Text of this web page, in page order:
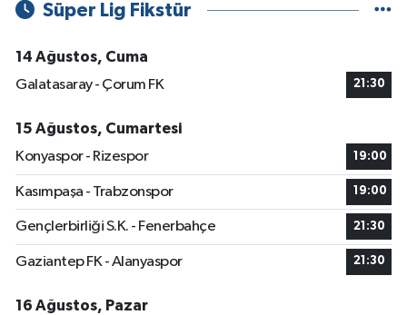
Süper Lig Fikstür
14 Ağustos, Cuma
Galatasaray - Çorum FK
21:30
15 Ağustos, Cumartesi
Konyaspor - Rizespor
19:00
Kasımpaşa - Trabzonspor 19:00
Gençlerbirliği S.K. - Fenerbahçe 21:30
Gaziantep FK - Alanyaspor 21:30
16 Ağustos, Pazar